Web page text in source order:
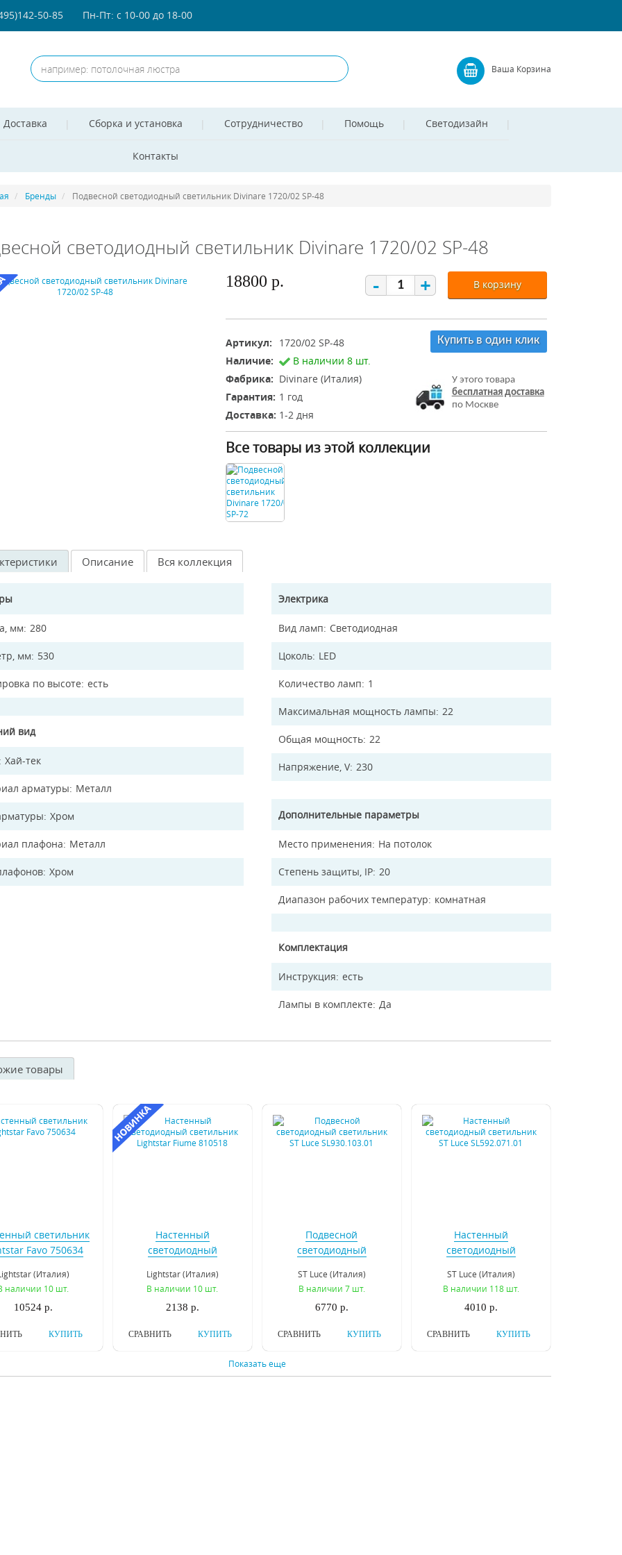
50-85 Пн-Пт: с 10-00 до 18-00
Ваша Корзина
Доставка Сборка и установка Сотрудничество Помощь Светодизайн
Контакты
Бренды Подвесной светодиодный светильник Divinare 1720/02 SP-48
светодиодный светильник Divinare 1720/02 SP-48
18800 р. - + В корзину
Артикул:
1720/02 SP-48
Наличие:
В наличии 8 шт.
Фабрика: Divinare (Италия)
Гарантия: 1 год
Доставка: 1-2 дня
Купить в один клик
У этого товара
бесплатная доставка
по Москве
Все товары из этой коллекции
Описание Вся коллекция
мм 280
мм 530
по высоте есть
вид
Хай-тек
арматуры Металл
Хром
плафона Металл
Хром
Электрика
Вид ламп Светодиодная
Цоколь LED
Количество ламп 1
Максимальная мощность лампы 22
Общая мощность 22
Напряжение, V 230
Дополнительные параметры
Место применения На потолок
Степень защиты, IP 20
Диапазон рабочих температур комнатная
Комплектация
Инструкция есть
Лампы в комплекте Да
товары
светильник
Favo 750634
(Италия)
наличии 10 шт.
10524 р.
КУПИТЬ
Настенный
светодиодный
Fiume 810518
Lightstar (Италия)
В наличии 10 шт.
2138 р.
КУПИТЬ
СРАВНИТЬ
Подвесной
светодиодный
SL930.103.01
ST Luce (Италия)
В наличии 7 шт.
6770 р.
КУПИТЬ
СРАВНИТЬ
Настенный
светодиодный
SL592.071.01
ST Luce (Италия)
В наличии 118 шт.
4010 р.
КУПИТЬ
СРАВНИТЬ
Показать еще